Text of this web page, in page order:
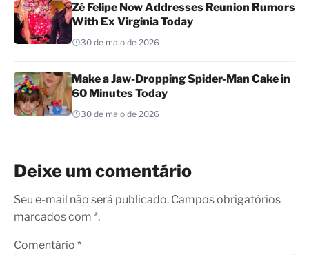
Zé Felipe Now Addresses Reunion Rumors
With Ex Virginia Today
30 de maio de 2026
Make a Jaw-Dropping Spider-Man Cake in
60 Minutes Today
30 de maio de 2026
Deixe um comentário
Seu e-mail não será publicado. Campos obrigatórios
marcados com *.
Comentário *